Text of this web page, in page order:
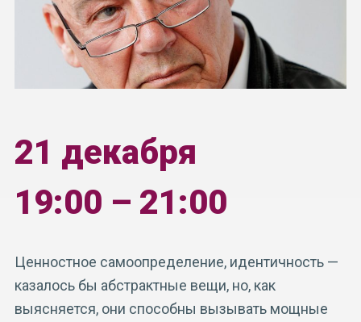
21 декабря
19:00 – 21:00
Ценностное самоопределение, идентичность —
казалось бы абстрактные вещи, но, как
выясняется, они способны вызывать мощные